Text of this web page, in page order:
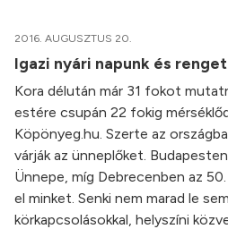
2016. AUGUSZTUS 20.
Igazi nyári napunk és
Kora délután már 31 fokot
estére csupán 22 fokig
Köpönyeg.hu. Szerte az
várják az ünneplőket.
Ünnepe, míg Debrecenben az
el minket. Senki nem marad le
körkapcsolásokkal, helyszíni